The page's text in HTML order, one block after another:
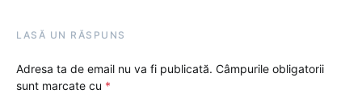
LASĂ UN RĂSPUNS
Adresa ta de email nu va fi publicată. Câmpurile obligatorii
sunt marcate cu *